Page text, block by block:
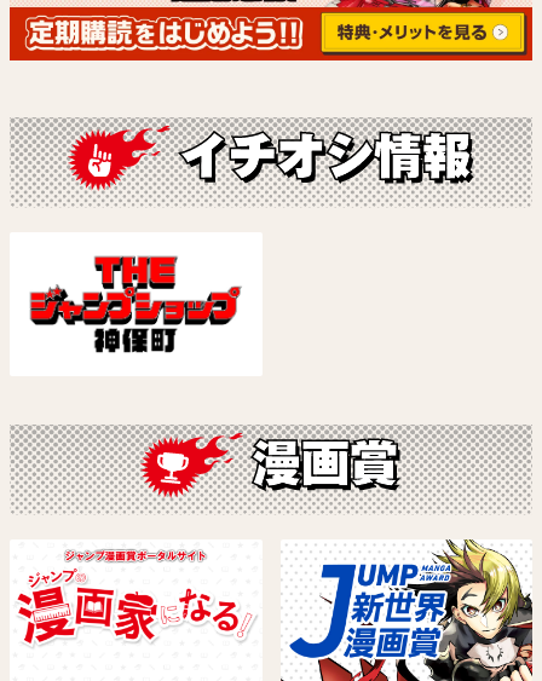
あかね噺
試し読み
ルリドラゴン【電子版連載】
HUNTER×HUNTER
冨樫義博
試し読み
僕とロボコ
宮崎周平
試し読み